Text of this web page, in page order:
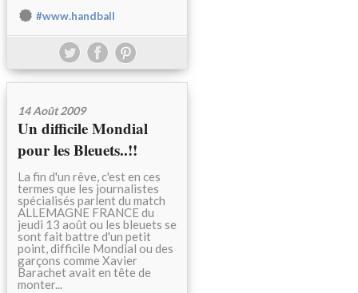
#www.handball
14 Août 2009
Un difficile Mondial
pour les Bleuets..!!
La fin d'un rêve, c'est en ces
termes que les journalistes
spécialisés parlent du match
ALLEMAGNE FRANCE du
jeudi 13 août ou les bleuets se
sont fait battre d'un petit
point, difficile Mondial ou des
garçons comme Xavier
Barachet avait en tête de
monter...